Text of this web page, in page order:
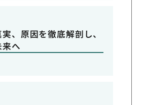
、原因を徹底解剖し、
へ